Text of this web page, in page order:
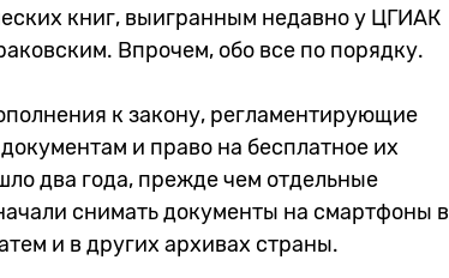
книг, выигранным недавно у ЦГИАК
Впрочем, обо все по порядку.
к закону, регламентирующие
и право на бесплатное их
два года, прежде чем отдельные
снимать документы на смартфоны в
и в других архивах страны.